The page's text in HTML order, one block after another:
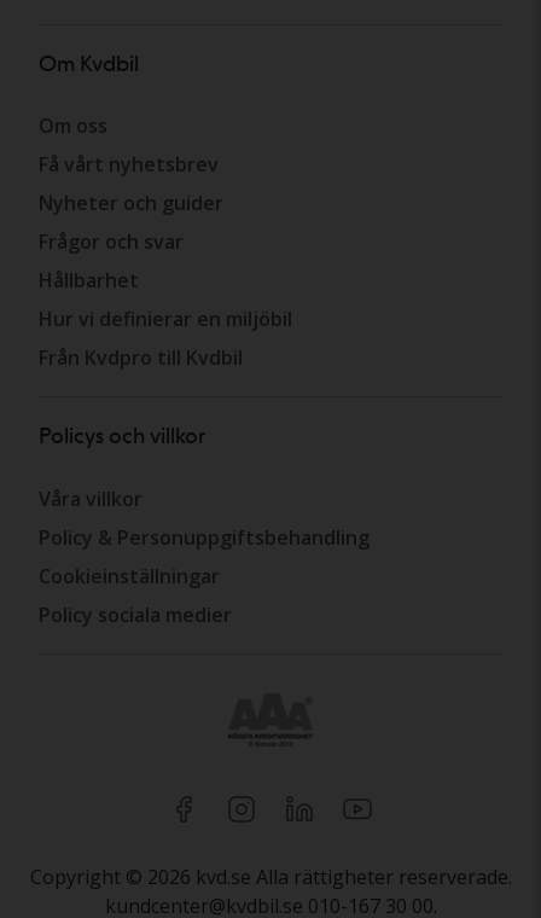
Om Kvdbil
Om oss
Få vårt nyhetsbrev
Nyheter och guider
Frågor och svar
Hållbarhet
Hur vi definierar en miljöbil
Från Kvdpro till Kvdbil
Policys och villkor
Våra villkor
Policy & Personuppgiftsbehandling
Cookieinställningar
Policy sociala medier
Copyright © 2026 kvd.se Alla rättigheter reserverade.
kundcenter@kvdbil.se 010-167 30 00.